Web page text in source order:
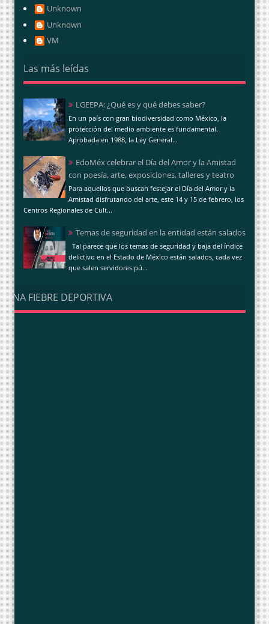
Unknown
Unknown
VM
Las más leídas
LGEEPA: ¿Qué es y qué debes saber?
En un país con gran biodiversidad como México, la
protección del medio ambiente es fundamental.
Aprobada en 1988, la Ley General...
EdoMéx celebrar el Día del Amor y la Amistad
con poesía, arte, exposiciones, talleres y teatro
Para aquellos que buscan festejar el Día del Amor y la
Amistad disfrutando del arte, este 14 y 15 de febrero, los
Centros Regionales de Cult...
Temas de seguridad en la entidad están salados
Tal parece que los temas de seguridad y baja del índice
delictivo en el Estado de México están salados, cada vez
que salen servidores pú...
UNA FIEBRE DEPORTIVA